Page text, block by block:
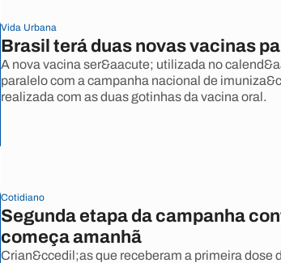
Vida Urbana
Brasil terá duas novas vacinas
A nova vacina ser&aacute; utilizada no
paralelo com a campanha nacional de
realizada com as duas gotinhas da vacina oral.
Cotidiano
Segunda etapa da campanha
começa amanhã
Crian&ccedil;as que receberam a primeira dose